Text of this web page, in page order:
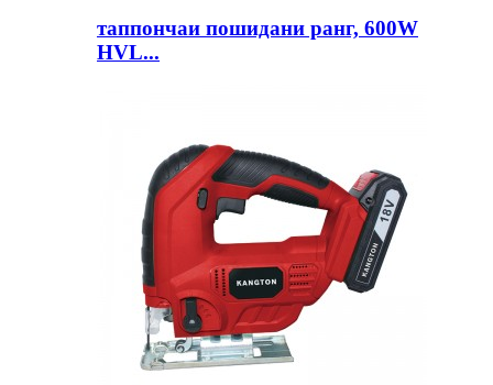
таппончаи пошидани ранг, 600W
HVL...